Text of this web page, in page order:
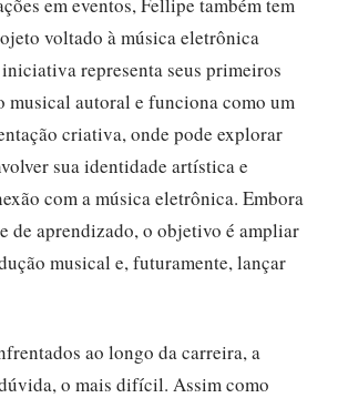
voltado à música eletrônica
representa seus primeiros
musical autoral e funciona como um
criativa, onde pode explorar
sua identidade artística e
com a música eletrônica. Embora
de aprendizado, o objetivo é ampliar
musical e, futuramente, lançar
ao longo da carreira, a
o mais difícil. Assim como